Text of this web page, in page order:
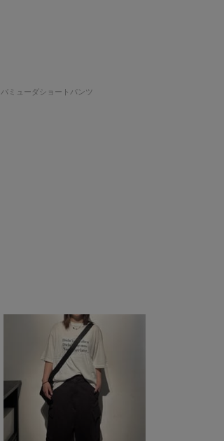
バミューダショートパンツ